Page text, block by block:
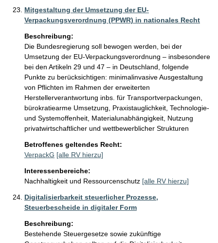
Mitgestaltung der Umsetzung der EU-
Verpackungsverordnung (PPWR) in nationales Recht
Beschreibung:
Die Bundesregierung soll bewogen werden, bei der
Umsetzung der EU-Verpackungsverordnung – insbesondere
bei den Artikeln 29 und 47 – in Deutschland, folgende
Punkte zu berücksichtigen: minimalinvasive Ausgestaltung
von Pflichten im Rahmen der erweiterten
Herstellerverantwortung inbs. für Transportverpackungen,
bürokratiearme Umsetzung, Praxistauglichkeit, Technologie-
und Systemoffenheit, Materialunabhängigkeit, Nutzung
privatwirtschaftlicher und wettbewerblicher Strukturen
Betroffenes geltendes Recht:
VerpackG [alle RV hierzu]
Interessenbereiche:
Nachhaltigkeit und Ressourcenschutz [alle RV hierzu]
Digitalisierbarkeit steuerlicher Prozesse,
Steuerbescheide in digitaler Form
Beschreibung:
Bestehende Steuergesetze sowie zukünftige